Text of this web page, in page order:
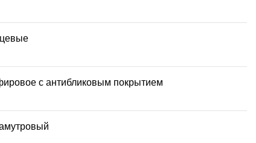
с антибликовым покрытием